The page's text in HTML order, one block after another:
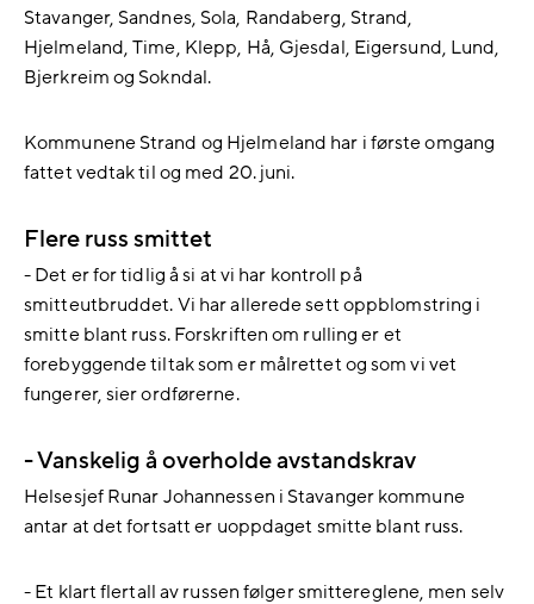
Stavanger, Sandnes, Sola, Randaberg, Strand,
Hjelmeland, Time, Klepp, Hå, Gjesdal, Eigersund, Lund,
Bjerkreim og Sokndal.
Kommunene Strand og Hjelmeland har i første omgang
fattet vedtak til og med 20. juni.
Flere russ smittet
- Det er for tidlig å si at vi har kontroll på
smitteutbruddet. Vi har allerede sett oppblomstring i
smitte blant russ. Forskriften om rulling er et
forebyggende tiltak som er målrettet og som vi vet
fungerer, sier ordførerne.
- Vanskelig å overholde avstandskrav
Helsesjef Runar Johannessen i Stavanger kommune
antar at det fortsatt er uoppdaget smitte blant russ.
- Et klart flertall av russen følger smittereglene, men selv